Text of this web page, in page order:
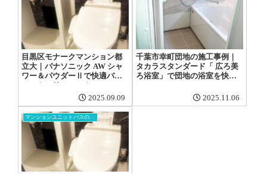
目黒区モナークマンション都
立大｜パナソニック AW シャ
ワー＆パウダーⅡで快適バス
ルームにリフォーム
2025.09.09
千葉市幸町団地の施工事例｜
タカラスタンダード「 広ろ美
ろ浴室」で団地の浴室を快適
に
2025.11.06
マンションユニットバスの交換工事